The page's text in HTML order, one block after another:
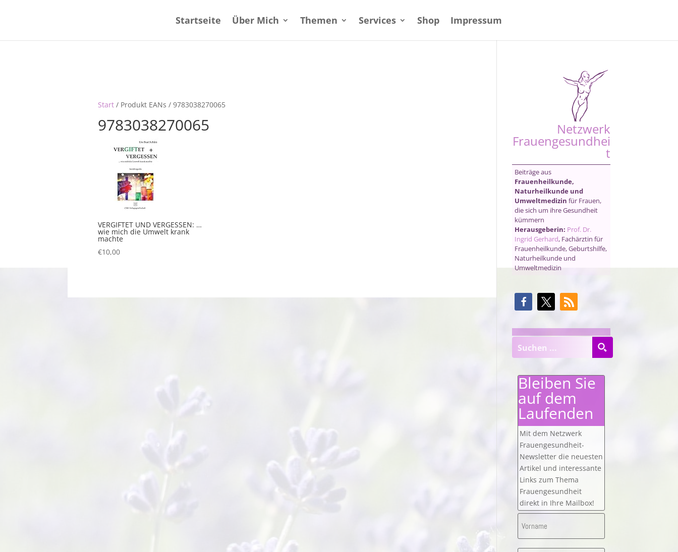
Startseite Über Mich Themen Services Shop Impressum
Start/ Produkt EANs / 9783038270065
9783038270065
VERGIFTET UND VERGESSEN: …
wie mich die Umwelt krank
machte
€10,00
Netzwerk
Frauengesundhei
t
Beiträge aus
Frauenheilkunde,
Naturheilkunde und
Umweltmedizin für Frauen,
die sich um ihre Gesundheit
kümmern
Herausgeberin: Prof. Dr.
Ingrid Gerhard, Fachärztin für
Frauenheilkunde, Geburtshilfe,
Naturheilkunde und
Umweltmedizin
Bleiben Sie
auf dem
Laufenden
Mit dem Netzwerk
Frauengesundheit-
Newsletter die neuesten
Artikel und interessante
Links zum Thema
Frauengesundheit
direkt in Ihre Mailbox!